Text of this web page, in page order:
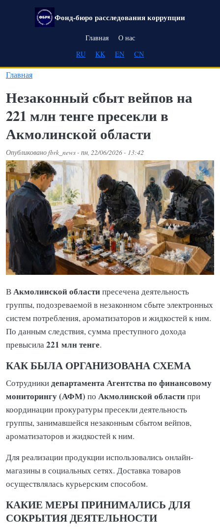
Перейти к основному содержанию
Фонд-бюро расследования коррупции
Main navigation
Главная
О нас
RU
KK EN CN
Главная
Незаконный сбыт вейпов на
221 млн тенге пресекли в
Акмолинской области
Опубликованоfbrk_news- пн, 22/06/2026 - 13:42
ВАкмолинской областипресечена деятельность
группы, подозреваемой в незаконном сбыте электронных
систем потребления, ароматизаторов и жидкостей к ним.
По данным следствия, сумма преступного дохода
превысила221 млн тенге.
КАК БЫЛА ОРГАНИЗОВАНА СХЕМА
СотрудникидепартаментаАгентства по финансовому
мониторингу (АФМ) по Акмолинской областипри
координации прокуратуры пресекли деятельность
группы, занимавшейся незаконным сбытом вейпов,
ароматизаторов и жидкостей к ним.
Для реализации продукции использовались онлайн-
магазины в социальных сетях. Доставка товаров
осуществлялась курьерским способом.
КАКИЕ МЕРЫ ПРИНИМАЛИСЬ ДЛЯ
СОКРЫТИЯ ДЕЯТЕЛЬНОСТИ